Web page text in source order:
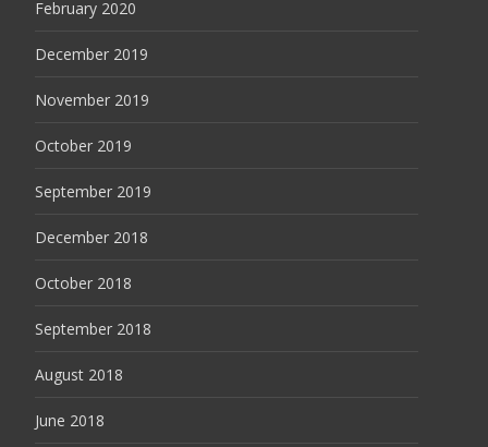
February 2020
December 2019
November 2019
October 2019
September 2019
December 2018
October 2018
September 2018
August 2018
June 2018